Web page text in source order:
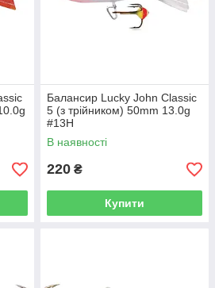
Балансир Lucky John Classic
5 (з трійником) 50mm 13.0g
#13H
В наявності
220 ₴
Купити